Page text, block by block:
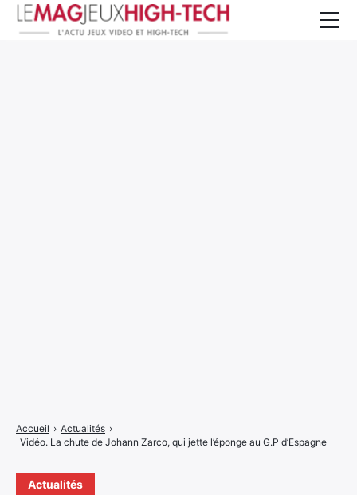
Actualités
Accueil › Actualités ›
Vidéo. La chute de Johann Zarco, qui jette l’éponge au G.P d’Espagne